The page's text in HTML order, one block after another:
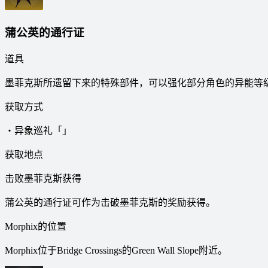
蒲公英的通行证
道具
墨菲克斯所遗留下来的特殊部件，可以强化部分角色的异能等
获取方式
・异象巡礼「」
获取地点
击败墨菲克斯获得
蒲公英的通行证可作为击破墨菲克斯的奖励获得。
Morphix的位置
Morphix位于Bridge Crossings的Green Wall Slope附近。